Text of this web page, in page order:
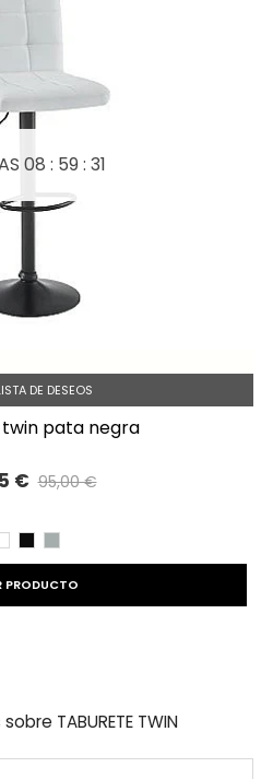
DE DESEOS
08 : 59 : 31
pata negra
€ 95,00 €
BLANCO
NEGRO
GRIS
PRODUCTO
TABURETE TWIN